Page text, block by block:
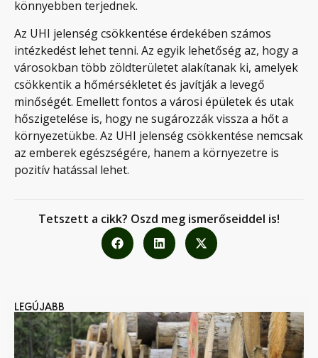
könnyebben terjednek.
Az UHI jelenség csökkentése érdekében számos
intézkedést lehet tenni. Az egyik lehetőség az, hogy a
városokban több zöldterületet alakítanak ki, amelyek
csökkentik a hőmérsékletet és javítják a levegő
minőségét. Emellett fontos a városi épületek és utak
hőszigetelése is, hogy ne sugározzák vissza a hőt a
környezetükbe. Az UHI jelenség csökkentése nemcsak
az emberek egészségére, hanem a környezetre is
pozitív hatással lehet.
Tetszett a cikk? Oszd meg ismerőseiddel is!
LEGÚJABB